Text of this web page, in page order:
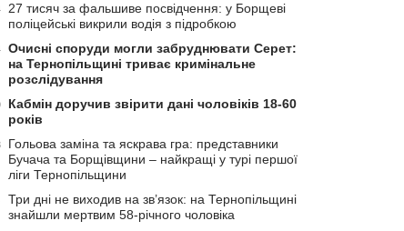
27 тисяч за фальшиве посвідчення: у Борщеві
поліцейські викрили водія з підробкою
Очисні споруди могли забруднювати Серет:
на Тернопільщині триває кримінальне
розслідування
Кабмін доручив звірити дані чоловіків 18-60
років
Гольова заміна та яскрава гра: представники
Бучача та Борщівщини – найкращі у турі першої
ліги Тернопільщини
Три дні не виходив на зв’язок: на Тернопільщині
знайшли мертвим 58-річного чоловіка